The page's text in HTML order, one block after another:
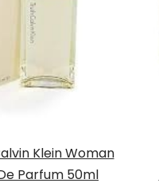
Klein Woman
Parfum 50ml